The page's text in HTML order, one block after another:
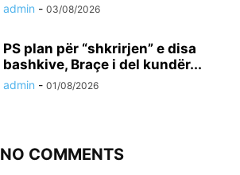
admin - 03/08/2026
PS plan për “shkrirjen” e disa
bashkive, Braçe i del kundër...
admin - 01/08/2026
NO COMMENTS